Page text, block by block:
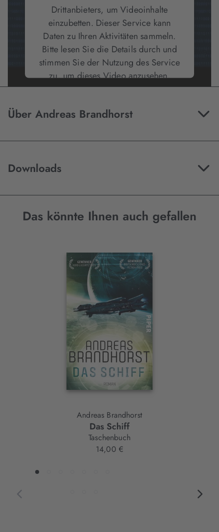
Drittanbieters, um Videoinhalte
einzubetten. Dieser Service kann
Daten zu Ihren Aktivitäten sammeln.
Bitte lesen Sie die Details durch und
stimmen Sie der Nutzung des Service
zu, um dieses Video anzusehen.
Mehr Informationen
Akzeptieren
Über Andreas Brandhorst
Downloads
Das könnte Ihnen auch gefallen
Interaktives
Andreas Brandhorst
Das Schiff
Taschenbuch
14,00 €